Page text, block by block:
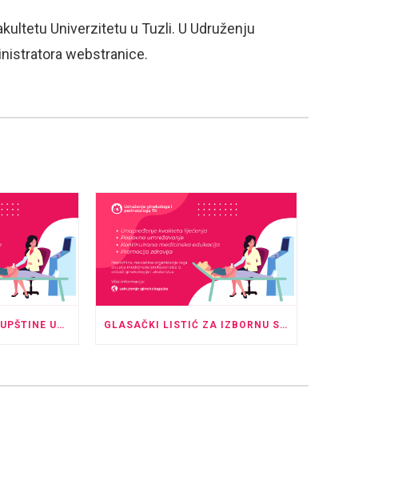
Univerzitetu u Tuzli. U Udruženju
webstranice.
NAJAVA IZBORNE SKUPŠTINE UDRUŽENJA GINEKOLOGA I PERINATOLOGA TK GLASAČKI LISTIĆ ZA IZBORNU SKUPŠTINU I UPUTE ZA GLASANJE U ODSUSTVU